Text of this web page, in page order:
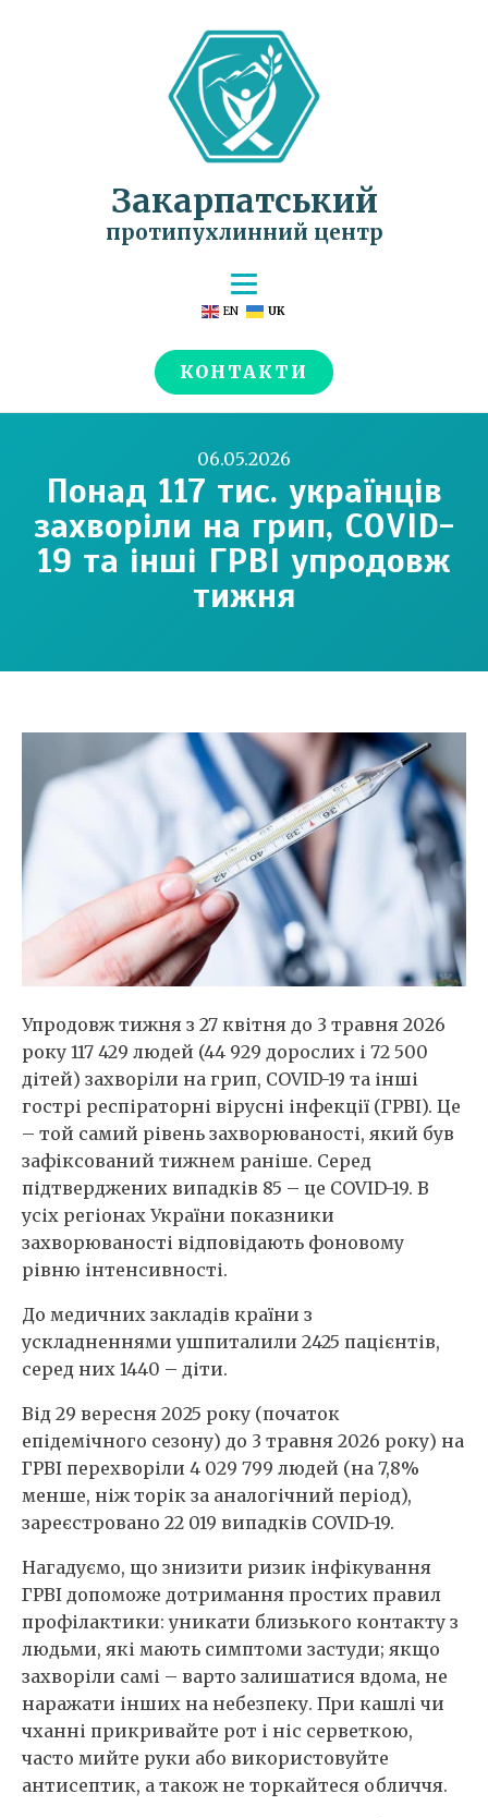
Закарпатський
протипухлинний центр
EN UK
КОНТАКТИ
06.05.2026
Понад 117 тис. українців
захворіли на грип, COVID-
19 та інші ГРВІ упродовж
тижня
Упродовж тижня з 27 квітня до 3 травня 2026
року 117 429 людей (44 929 дорослих і 72 500
дітей) захворіли на грип, COVID-19 та інші
гострі респіраторні вірусні інфекції (ГРВІ). Це
– той самий рівень захворюваності, який був
зафіксований тижнем раніше. Серед
підтверджених випадків 85 – це COVID-19. В
усіх регіонах України показники
захворюваності відповідають фоновому
рівню інтенсивності.
До медичних закладів країни з
ускладненнями ушпиталили 2425 пацієнтів,
серед них 1440 – діти.
Від 29 вересня 2025 року (початок
епідемічного сезону) до 3 травня 2026 року) на
ГРВІ перехворіли 4 029 799 людей (на 7,8%
менше, ніж торік за аналогічний період),
зареєстровано 22 019 випадків COVID-19.
Нагадуємо, що знизити ризик інфікування
ГРВІ допоможе дотримання простих правил
профілактики: уникати близького контакту з
людьми, які мають симптоми застуди; якщо
захворіли самі – варто залишатися вдома, не
наражати інших на небезпеку. При кашлі чи
чханні прикривайте рот і ніс серветкою,
часто мийте руки або використовуйте
антисептик, а також не торкайтеся обличчя.